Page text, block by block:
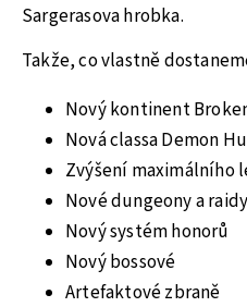
Sargerasova hrobka.
Takže, co vlastně
Nový kontinent
Nová classa Demon
Zvýšení maximálního
Nové dungeony a raidy
Nový systém honorů
Nový bossové
Artefaktové zbraně